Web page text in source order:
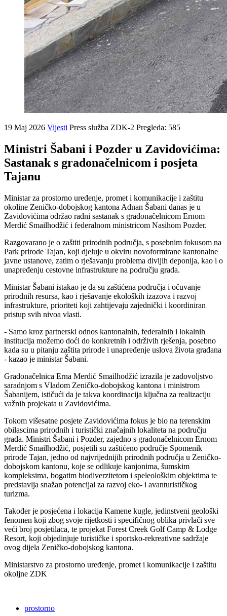
19 Maj 2026 Vijesti Press služba ZDK-2 Pregleda: 585
Ministri Šabani i Pozder u Zavidovićima:
Sastanak s gradonačelnicom i posjeta
Tajanu
Ministar za prostorno uređenje, promet i komunikacije i zaštitu
okoline Zeničko-dobojskog kantona Adnan Šabani danas je u
Zavidovićima održao radni sastanak s gradonačelnicom Ernom
Merdić Smailhodžić i federalnom ministricom Nasihom Pozder.
Razgovarano je o zaštiti prirodnih područja, s posebnim fokusom na
Park prirode Tajan, koji djeluje u okviru novoformirane kantonalne
javne ustanove, zatim o rješavanju problema divljih deponija, kao i o
unapređenju cestovne infrastrukture na području grada.
Ministar Šabani istakao je da su zaštićena područja i očuvanje
prirodnih resursa, kao i rješavanje ekoloških izazova i razvoj
infrastrukture, prioriteti koji zahtijevaju zajednički i koordiniran
pristup svih nivoa vlasti.
- Samo kroz partnerski odnos kantonalnih, federalnih i lokalnih
institucija možemo doći do konkretnih i održivih rješenja, posebno
kada su u pitanju zaštita prirode i unapređenje uslova života građana
- kazao je ministar Šabani.
Gradonačelnica Erna Merdić Smailhodžić izrazila je zadovoljstvo
saradnjom s Vladom Zeničko-dobojskog kantona i ministrom
Šabanijem, ističući da je takva koordinacija ključna za realizaciju
važnih projekata u Zavidovićima.
Tokom višesatne posjete Zavidovićima fokus je bio na terenskim
obilascima prirodnih i turistički značajnih lokaliteta na području
grada. Ministri Šabani i Pozder, zajedno s gradonačelnicom Ernom
Merdić Smailhodžić, posjetili su zaštićeno područje Spomenik
prirode Tajan, jedno od najvrijednijih prirodnih područja u Zeničko-
dobojskom kantonu, koje se odlikuje kanjonima, šumskim
kompleksima, bogatim biodiverzitetom i speleološkim objektima te
predstavlja snažan potencijal za razvoj eko- i avanturističkog
turizma.
Također je posjećena i lokacija Kamene kugle, jedinstveni geološki
fenomen koji zbog svoje rijetkosti i specifičnog oblika privlači sve
veći broj posjetilaca, te projekat Forest Creek Golf Camp & Lodge
Resort, koji objedinjuje turističke i sportsko-rekreativne sadržaje
ovog dijela Zeničko-dobojskog kantona.
Ministarstvo za prostorno uređenje, promet i komunikacije i zaštitu
okoljne ZDK
prostorno